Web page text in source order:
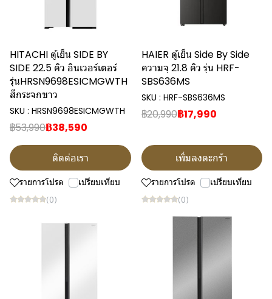
HITACHI ตู้เย็น SIDE BY
SIDE 22.5 คิว อินเวอร์เตอร์
รุ่นHRSN9698ESICMGWTH
สีกระจกขาว
SKU : HRSN9698ESICMGWTH
฿53,990฿38,590
ติดต่อเรา
รายการโปรด เปรียบเทียบ
(0)
HAIER ตู้เย็น Side By Side
ความจุ 21.8 คิว รุ่น HRF-
SBS636MS
SKU : HRF-SBS636MS
฿20,990฿17,990
เพิ่มลงตะกร้า
รายการโปรด เปรียบเทียบ
(0)